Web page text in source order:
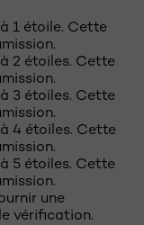
1 étoile. Cette
2 étoiles. Cette
3 étoiles. Cette
4 étoiles. Cette
5 étoiles. Cette
une
vérification.